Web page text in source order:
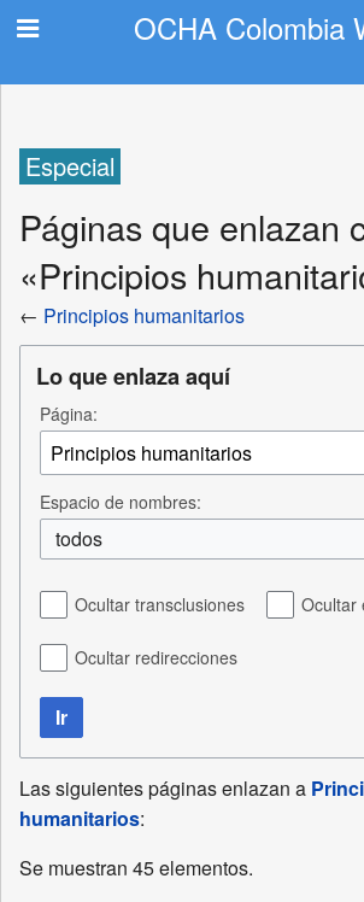
OCHA Colombia
Especial
Páginas que enlazan
«Principios
← Principios humanitarios
Lo que enlaza aquí
Página:
Espacio de nombres:
todos
Ocultar transclusiones Ocultar
Ocultar redirecciones
Ir
Las siguientes páginas enlazan a
humanitarios:
Se muestran 45 elementos.